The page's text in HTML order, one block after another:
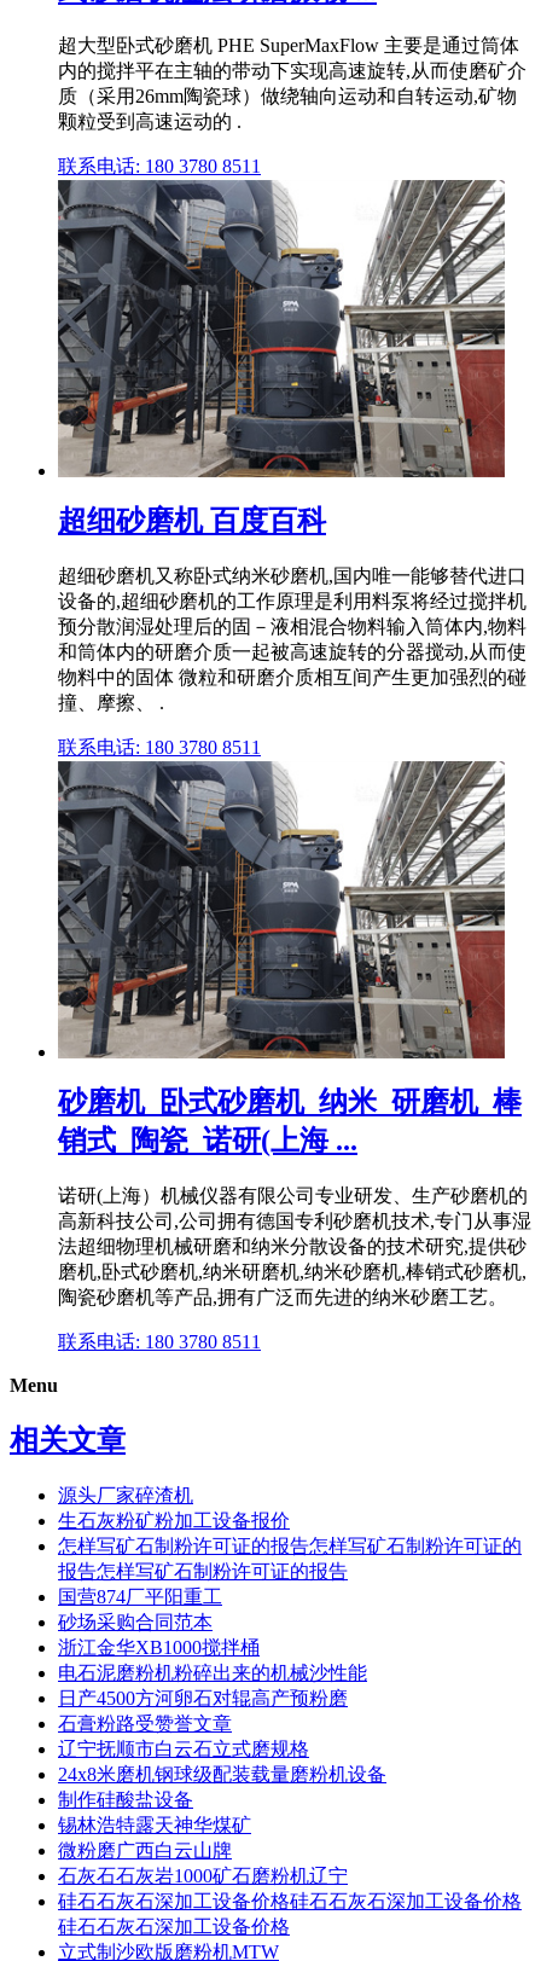
超大型卧式砂磨机 PHE SuperMaxFlow 主要是通过筒体
内的搅拌平在主轴的带动下实现高速旋转,从而使磨矿介
质（采用26mm陶瓷球）做绕轴向运动和自转运动,矿物
颗粒受到高速运动的 .
联系电话: 180 3780 8511
超细砂磨机 百度百科
超细砂磨机又称卧式纳米砂磨机,国内唯一能够替代进口
设备的,超细砂磨机的工作原理是利用料泵将经过搅拌机
预分散润湿处理后的固－液相混合物料输入筒体内,物料
和筒体内的研磨介质一起被高速旋转的分器搅动,从而使
物料中的固体 微粒和研磨介质相互间产生更加强烈的碰
撞、摩擦、 .
联系电话: 180 3780 8511
砂磨机_卧式砂磨机_纳米_研磨机_棒
销式_陶瓷_诺研(上海 ...
诺研(上海）机械仪器有限公司专业研发、生产砂磨机的
高新科技公司,公司拥有德国专利砂磨机技术,专门从事湿
法超细物理机械研磨和纳米分散设备的技术研究,提供砂
磨机,卧式砂磨机,纳米研磨机,纳米砂磨机,棒销式砂磨机,
陶瓷砂磨机等产品,拥有广泛而先进的纳米砂磨工艺。
联系电话: 180 3780 8511
Menu
相关文章
源头厂家碎渣机
生石灰粉矿粉加工设备报价
怎样写矿石制粉许可证的报告怎样写矿石制粉许可证的
报告怎样写矿石制粉许可证的报告
国营874厂平阳重工
砂场采购合同范本
浙江金华XB1000搅拌桶
电石泥磨粉机粉碎出来的机械沙性能
日产4500方河卵石对辊高产预粉磨
石膏粉路受赞誉文章
辽宁抚顺市白云石立式磨规格
24x8米磨机钢球级配装载量磨粉机设备
制作硅酸盐设备
锡林浩特露天神华煤矿
微粉磨广西白云山牌
石灰石石灰岩1000矿石磨粉机辽宁
硅石石灰石深加工设备价格硅石石灰石深加工设备价格
硅石石灰石深加工设备价格
立式制沙欧版磨粉机MTW